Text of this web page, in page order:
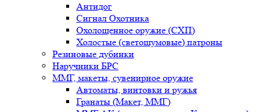
Антидог
Сигнал Охотника
Охолощенное оружие (СХП)
Холостые (светошумовые) патроны
Резиновые дубинки
Наручники БРС
ММГ, макеты, сувенирное оружие
Автоматы, винтовки и ружья
Гранаты (Макет, ММГ)